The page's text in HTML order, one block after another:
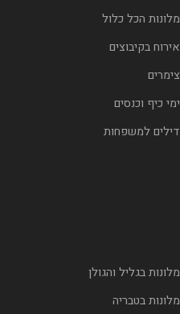
מלונות הכל כלול
אירוח בקיבוצים
צימרים
ימי כיף וכנסים
דילים למשפחות
מלונות בגליל והגולן
מלונות בטבריה